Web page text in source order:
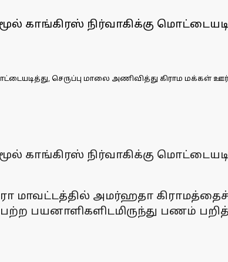
காங்கிரஸ் நிர்வாகிக்கு
செருப்பு மாலை அணிவித்து கிராம
காங்கிரஸ் நிர்வாகிக்கு
அமர்ஹதா கிராமத்தைச்
பயனாளிகளிடமிருந்து பணம்